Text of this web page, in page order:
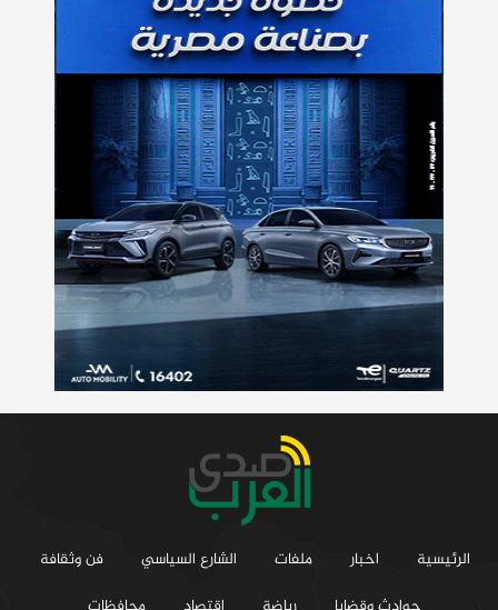
الرئيسية اخبار ملفات الشارع السياسي
فن وثقافة